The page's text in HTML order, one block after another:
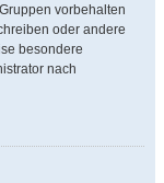
vorbehalten
oder andere
besondere
nach